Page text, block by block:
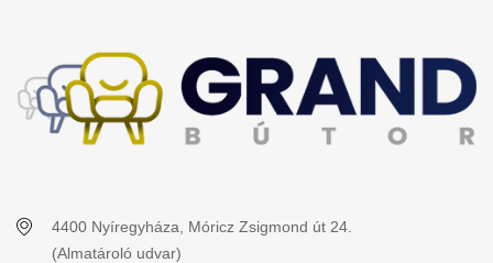
4400 Nyíregyháza, Móricz Zsigmond út 24.
(Almatároló udvar)